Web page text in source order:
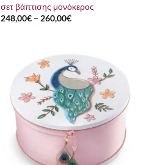
σετ βάπτισης μονόκερος
248,00€ – 260,00€Price